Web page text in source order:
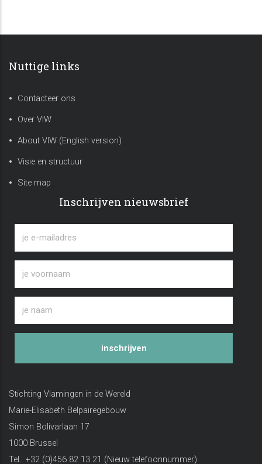
Nuttige links
Contacteer ons
Over VIW
About VIW (English version)
Visie en structuur
Site map
Inschrijven nieuwsbrief
inschrijven
Stichting Vlamingen in de Wereld
Marie-Elisabeth Belpairegebouw
Simon Bolivarlaan 17
1000 Brussel
Tel.: +32 (0)456 82 13 21 (Nieuw telefoonnummer)